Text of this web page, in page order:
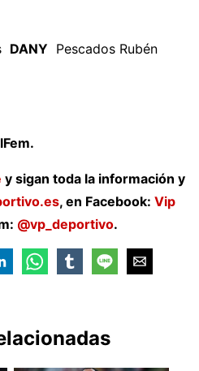
DANY Pescados Rubén
y sigan toda la información y
, en Facebook: Vip
@vp_deportivo.